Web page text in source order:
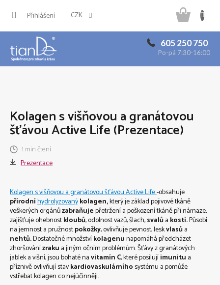
CZK
Přihlášení
605 250 750
Po-pá 7:30-16:00
košík
Kolagen s višňovou a granátovou
šťávou Active Life (Prezentace)
1 min čtení
Prezentace
Kolagen s višňovou a granátovou šťávou Active Life-obsahuje
přírodníhydrolyzovanýkolagen,který je základ pojivové tkáně
veškerých orgánůzabraňujepřetržení a poškození tkáně při námaze,
zajišťuje ohebnostkloubů, odolnost vazů, šlach,svalůa kostí.Působí
na jemnost a pružnostpokožky, ovlivňuje pevnost, leskvlasůa
nehtů.Dostatečné množstvíkolagenunapomáhá předcházet
zhoršovánízraku a jiným očním problémům. Šťávy z granátových
jablek a višní, jsou bohaté navitamín C, které posilujíimunitu a
příznivě ovlivňují stavkardiovaskulárního systému a pomůže
vstřebat kolagen co nejúčinněji.